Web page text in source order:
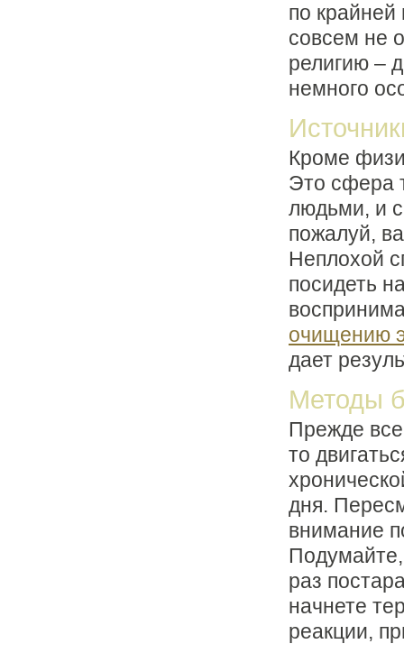
по крайней
совсем не
религию –
немного
Кроме
Это сфера
людьми, и
пожалуй,
Неплохой
посидеть
очищению
дает
Методы
Прежде
то
дня.
внимание
раз
начнете
реакции,